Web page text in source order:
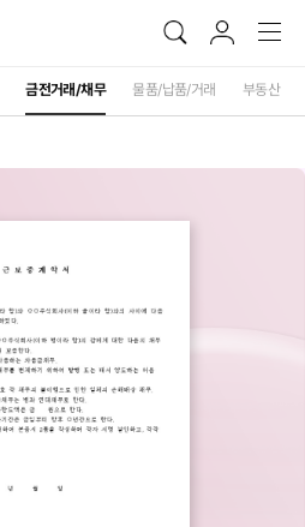
금전거래/채무 물품/납품/거래 부동산